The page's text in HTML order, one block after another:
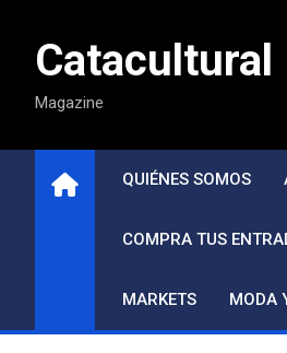
contenidoCatacultural
Magazine
QUIÉNES SOMOS
COMPRA TUS
MARKETS MODA